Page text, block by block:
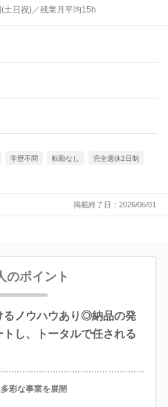
土日祝)／残業月平均15h
学歴不問 転勤なし 完全週休2日制
掲載終了日：2026/06/01
のポイント
るノウハウあり◎納品の発
し、トータルで任される
彩な事業を展開